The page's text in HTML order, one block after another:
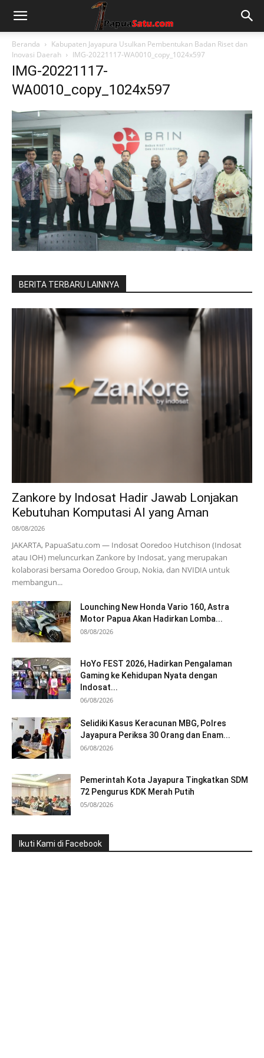
Beranda
Kabupaten Jayapura Usulkan Pembentukan Badan Riset dan
Inovasi Daerah
IMG-20221117-WA0010_copy_1024x597
IMG-20221117-
WA0010_copy_1024x597
BERITA TERBARU LAINNYA
Zankore by Indosat Hadir Jawab Lonjakan
Kebutuhan Komputasi AI yang Aman
08/08/2026
JAKARTA, PapuaSatu.com — Indosat Ooredoo Hutchison (Indosat
atau IOH) meluncurkan Zankore by Indosat, yang merupakan
kolaborasi bersama Ooredoo Group, Nokia, dan NVIDIA untuk
membangun...
Lounching New Honda Vario 160, Astra
Motor Papua Akan Hadirkan Lomba...
08/08/2026
HoYo FEST 2026, Hadirkan Pengalaman
Gaming ke Kehidupan Nyata dengan
Indosat...
06/08/2026
Selidiki Kasus Keracunan MBG, Polres
Jayapura Periksa 30 Orang dan Enam...
06/08/2026
Pemerintah Kota Jayapura Tingkatkan SDM
72 Pengurus KDK Merah Putih
05/08/2026
Ikuti Kami di Facebook